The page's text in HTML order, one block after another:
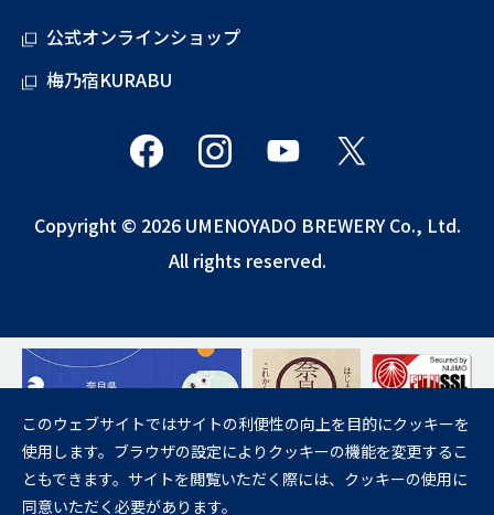
公式オンラインショップ
梅乃宿KURABU
Copyright © 2026 UMENOYADO BREWERY Co., Ltd.
All rights reserved.
飲酒は20歳になってから。
妊娠中や授乳期の飲酒は、胎児・乳児の発育に悪影響を与えるおそれが
あります。
このウェブサイトではサイトの利便性の向上を目的にクッキーを
使用します。ブラウザの設定によりクッキーの機能を変更するこ
ともできます。サイトを閲覧いただく際には、クッキーの使用に
同意いただく必要があります。